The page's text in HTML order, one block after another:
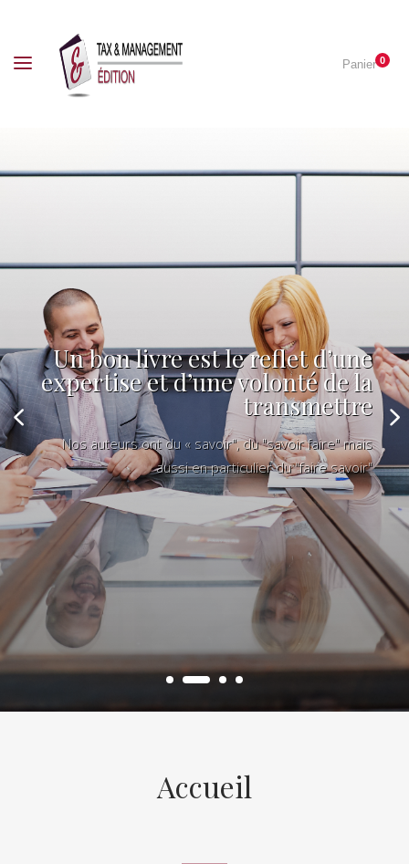
Panier0
Un bon livre est le reflet d’une
expertise et d’une volonté de la
transmettre
Nos auteurs ont du « savoir", du "savoir faire" mais
aussi en particulier du "faire savoir"
Accueil